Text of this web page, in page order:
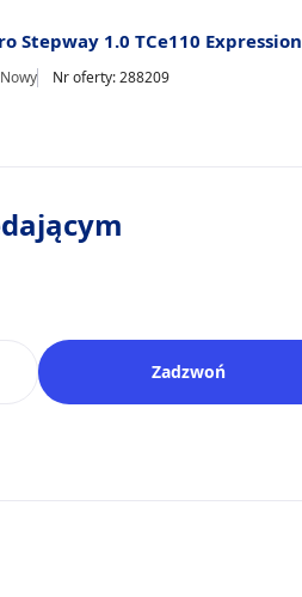
Stepway 1.0 TCe110 Expression
Nowy
Nr oferty: 288209
Zadzwoń